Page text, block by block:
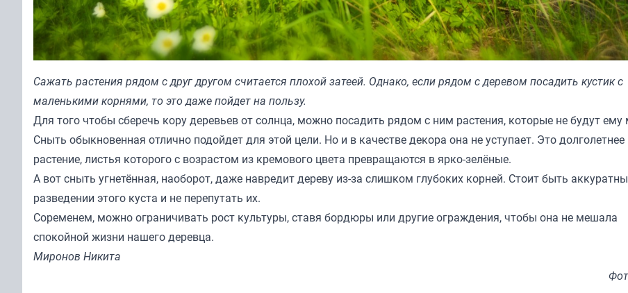
Сажать растения рядом с друг другом считается плохой затеей. Однако, если рядом с деревом посадить кустик с
маленькими корнями, то это даже пойдет на пользу.
Для того чтобы сберечь кору деревьев от солнца, можно посадить рядом с ним растения, которые не будут
Сныть обыкновенная отлично подойдет для этой цели. Но и в качестве декора она не уступает. Это долголетнее
растение, листья которого с возрастом из кремового цвета превращаются в ярко-зелёные.
А вот сныть угнетённая, наоборот, даже навредит дереву из-за слишком глубоких корней. Стоит быть
разведении этого куста и не перепутать их.
Соременем, можно ограничивать рост культуры, ставя бордюры или другие ограждения, чтобы она не мешала
спокойной жизни нашего деревца.
Миронов Никита